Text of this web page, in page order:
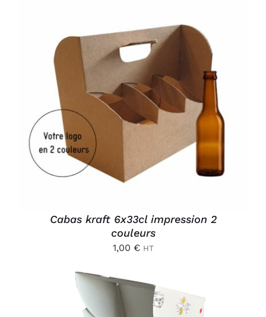
AJOUTER AU PANIER
/
DÉTAILS
Cabas kraft 6x33cl impression 2
couleurs
1,00 € HT